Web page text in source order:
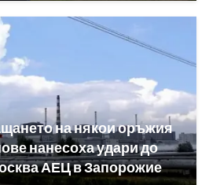
на някои оръжия
нанесоха удари до
АЕЦ в Запорожие